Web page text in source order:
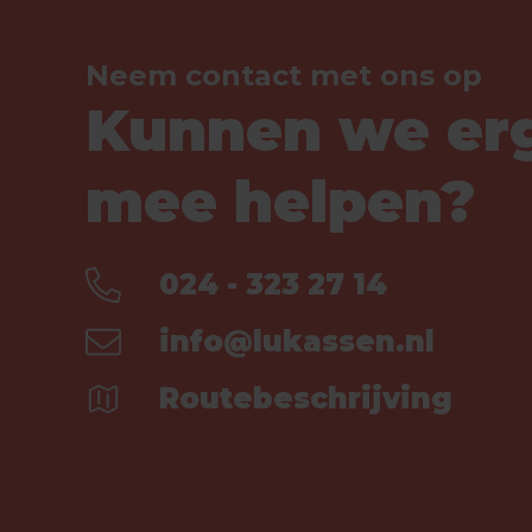
Neem contact met ons op
Kunnen we
mee helpen?
024 - 323 27 14
info@lukassen.nl
Routebeschrijving